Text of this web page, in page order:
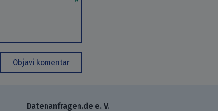
Objavi komentar
Datenanfragen.de e. V.